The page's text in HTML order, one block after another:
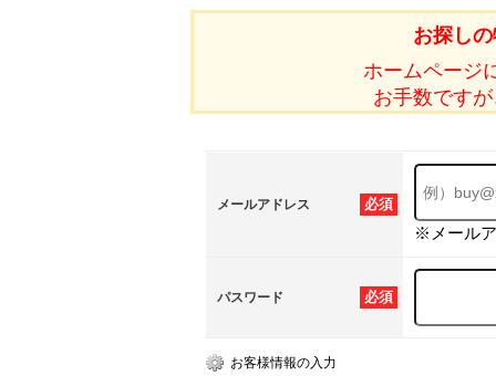
お探し
ホームページ
お手数です
必須
メールアドレス
※メール
必須
パスワード
お客様情報の入力